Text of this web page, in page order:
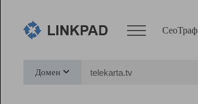
СеоТраф
Домен